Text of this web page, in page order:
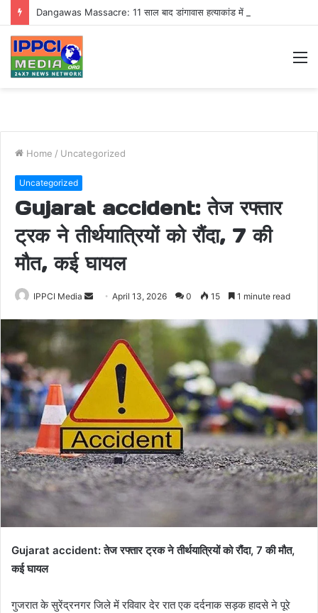
Home / Uncategorized
Uncategorized
Gujarat accident: तेज रफ्तार
ट्रक ने तीर्थयात्रियों को रौंदा, 7 की
मौत, कई घायल
IPPCI Media
SendApril 13, 2026 0 15 1 minute read
Gujarat accident: तेज रफ्तार ट्रक ने तीर्थयात्रियों को रौंदा, 7 की मौत,
कई घायल
गुजरात के सुरेंद्रनगर जिले में रविवार देर रात एक दर्दनाक सड़क हादसे ने पूरे